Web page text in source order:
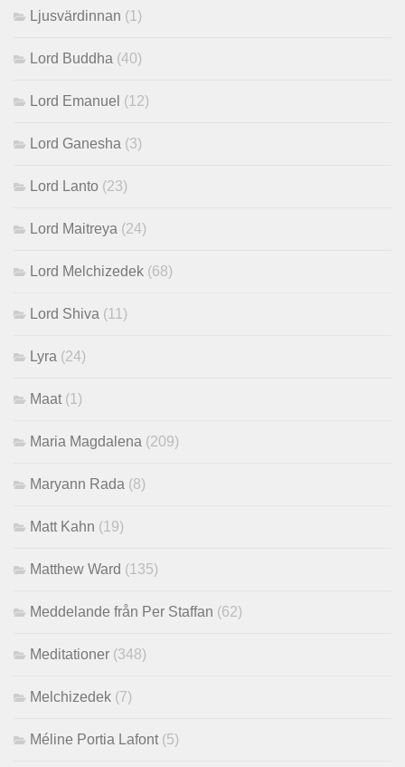
Ljusvärdinnan (1)
Lord Buddha (40)
Lord Emanuel (12)
Lord Ganesha (3)
Lord Lanto (23)
Lord Maitreya (24)
Lord Melchizedek (68)
Lord Shiva (11)
Lyra (24)
Maat (1)
Maria Magdalena (209)
Maryann Rada (8)
Matt Kahn (19)
Matthew Ward (135)
Meddelande från Per Staffan (62)
Meditationer (348)
Melchizedek (7)
Méline Portia Lafont (5)